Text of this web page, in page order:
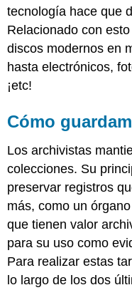
tecnología hace que
Relacionado con
discos modernos en
hasta electrónicos,
¡etc!
Cómo
Los archivistas
colecciones. Su
preservar registros
más, como un
que tienenvalor
para su uso como
Para realizar estas
lo largo de los dos